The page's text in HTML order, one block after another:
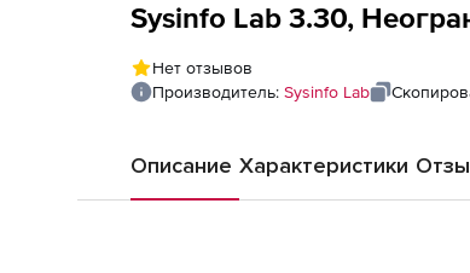
Sysinfo Lab 3.30,
Нет отзывов
Производитель: Sysinfo Lab
Описание Характеристики